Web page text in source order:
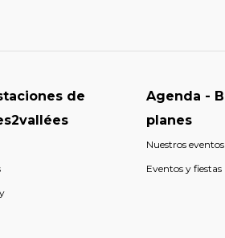
de
Agenda -
planes
Nuestros eventos
Eventos y fiestas